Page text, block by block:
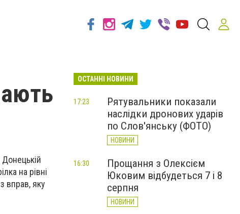
на рівні
вправ, яку
ОСТАННІ НОВИНИ
Рятувальники показали
наслідки дронових ударів
по Слов'янську (ФОТО)
НОВИНИ
17:23
Прощання з Олексієм
Юковим відбудеться 7 і 8
серпня
НОВИНИ
16:30